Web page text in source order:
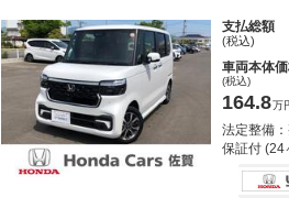
支払総額
(税込)
車両本体
(税込)
164.8万
法定整備
保証付 (24